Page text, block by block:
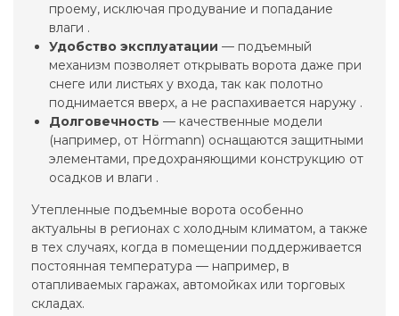
проему, исключая продувание и попадание
влаги .
Удобство эксплуатации — подъемный
механизм позволяет открывать ворота даже при
снеге или листьях у входа, так как полотно
поднимается вверх, а не распахивается наружу .
Долговечность — качественные модели
(например, от Hörmann) оснащаются защитными
элементами, предохраняющими конструкцию от
осадков и влаги .
Утепленные подъемные ворота особенно
актуальны в регионах с холодным климатом, а также
в тех случаях, когда в помещении поддерживается
постоянная температура — например, в
отапливаемых гаражах, автомойках или торговых
складах.